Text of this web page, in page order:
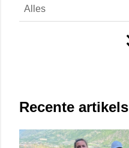
Alles
Recente artikels